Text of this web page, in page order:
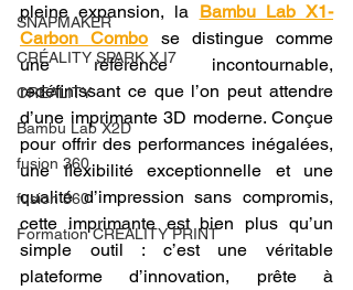
SNAPMAKER
CRÉALITY SPARK X I7
CREALITY
Bambu Lab X2D
fusion 360
fusion 360
Formation CREALITY PRINT
pleine expansion, la Bambu Lab X1-
Carbon Combo se distingue comme
une référence incontournable,
redéfinissant ce que l’on peut attendre
d’une imprimante 3D moderne. Conçue
pour offrir des performances inégalées,
une flexibilité exceptionnelle et une
qualité d’impression sans compromis,
cette imprimante est bien plus qu’un
simple outil : c’est une véritable
plateforme d’innovation, prête à